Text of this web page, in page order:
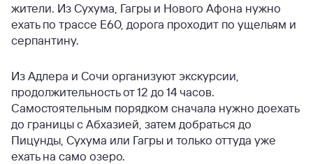
жители. Из Сухума, Гагры и Нового Афона нужно
ехать по трассе Е60, дорога проходит по ущельям и
серпантину.
Из Адлера и Сочи организуют экскурсии,
продолжительность от 12 до 14 часов.
Самостоятельным порядком сначала нужно доехать
до границы с Абхазией, затем добраться до
Пицунды, Сухума или Гагры и только оттуда уже
ехать на само озеро.